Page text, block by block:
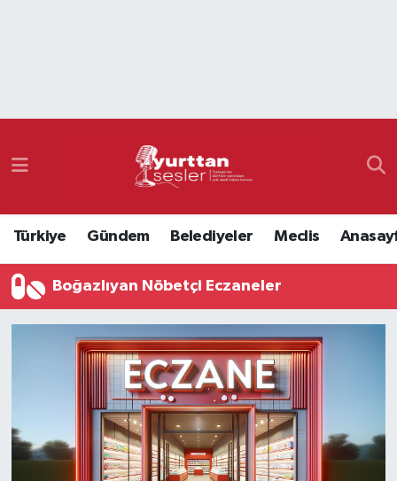
Türkiye Gündem Belediyeler Meclis
Boğazlıyan Nöbetçi Eczaneler
Namaz Vakitleri
Süper Lig Puan Durumu ve Fikstür
Tüm Manşetler
Son Dakika Haberleri
Haber Arşivi